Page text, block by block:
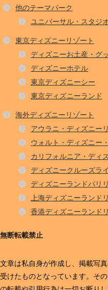
他のテーマパーク
ユニバーサル・スタジ
東京ディズニーリゾート
ディズニーお土産・グ
ディズニーホテル
東京ディズニーシー
東京ディズニーランド
海外ディズニーリゾート
アウラニ・ディズニー
ウォルト・ディズニー
カリフォルニア・ディ
ディズニークルーズラ
ディズニーランドパリ
上海ディズニーランド
香港ディズニーランド
無断転載禁止
文章は私自身が作成し、掲載写
受けたものとなっています。そ